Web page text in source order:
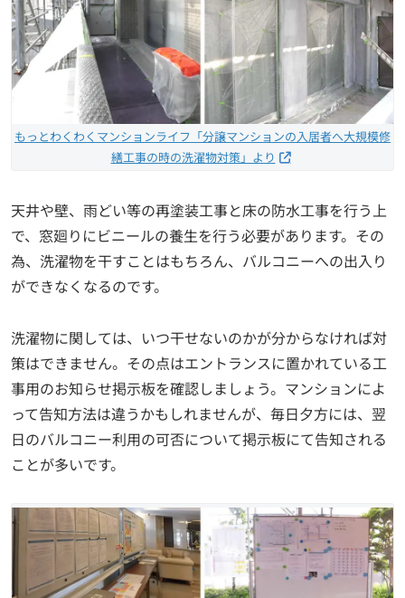
もっとわくわくマンションライフ「分譲マンションの入居者へ大規模修
繕工事の時の洗濯物対策」より
天井や壁、雨どい等の再塗装工事と床の防水工事を行う上
で、窓廻りにビニールの養生を行う必要があります。その
為、洗濯物を干すことはもちろん、バルコニーへの出入り
ができなくなるのです。
洗濯物に関しては、いつ干せないのかが分からなければ対
策はできません。その点はエントランスに置かれている工
事用のお知らせ掲示板を確認しましょう。マンションによ
って告知方法は違うかもしれませんが、毎日夕方には、翌
日のバルコニー利用の可否について掲示板にて告知される
ことが多いです。